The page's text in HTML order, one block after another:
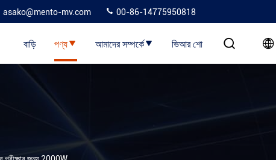
asako@mento-mv.com 00-86-14775950818
বাড়ি পণ্য আমাদের সম্পর্কে ভিআর শো